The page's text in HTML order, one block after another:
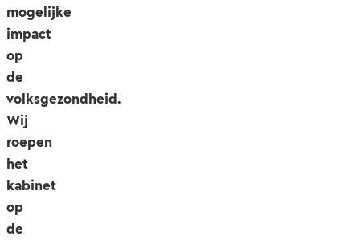
mogelijke
impact
op
de
volksgezondheid.
Wij
roepen
het
kabinet
op
de